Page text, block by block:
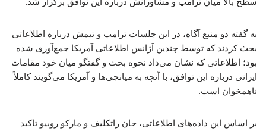
به گفته دو منبع آگاه، در این جلسات ترامپ و تیمش درباره اطلاعاتی
بحث کردند که توسط چندین آژانس اطلاعاتی آمریکا جمع‌آوری شده
بود؛ اطلاعاتی که نشان می‌داد نحوه بحث و گفتگو میان خود مقامات
ایرانی درباره این توافق، با آنچه به میانجی‌ها و آمریکا می‌گویند کاملاً
ناهمخوان است.
بر اساس این داده‌های اطلاعاتی، جان راتکلیف و مارکو روبیو تاکید